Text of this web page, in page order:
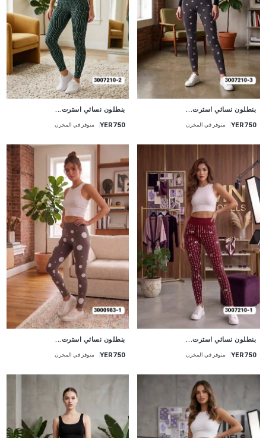
بنطلون نسائي استرت...
YER750 متوفر في المخزن
بنطلون نسائي استرت...
YER750 متوفر في المخزن
بنطلون نسائي استرت...
YER750 متوفر في المخزن
بنطلون نسائي استرت...
YER750 متوفر في المخزن